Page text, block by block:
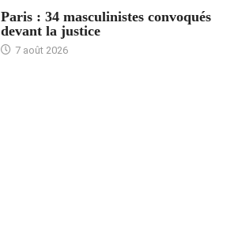
Paris : 34 masculinistes convoqués
devant la justice
7 août 2026